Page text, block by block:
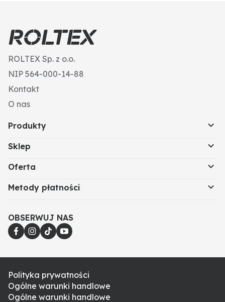
ROLTEX Sp. z o.o.
NIP 564-000-14-88
Kontakt
O nas
Produkty
Sklep
Oferta
Metody płatności
OBSERWUJ NAS
Polityka prywatności
Ogólne warunki handlowe
Ogólne warunki handlowe